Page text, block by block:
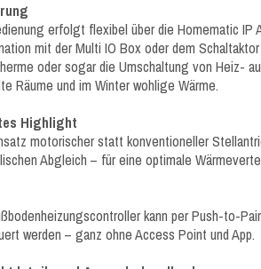
erfolgt flexibel über die Homematic IP
mit der Multi IO Box oder dem
oder sogar die Umschaltung von Heiz-
Räume und im Winter wohlige Wärme.
Highlight
motorischer statt konventioneller
Abgleich – für eine optimale
kann per Push-to-
werden – ganz ohne Access Point und App.